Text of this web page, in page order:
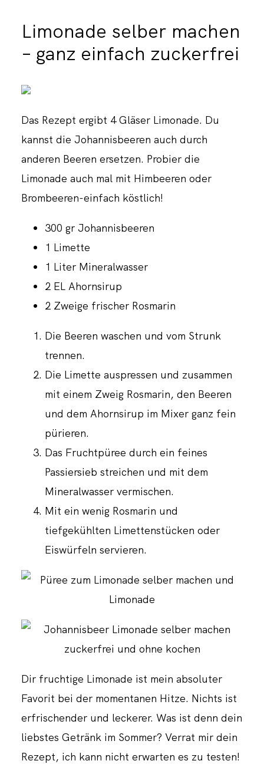
Limonade selber machen
– ganz einfach zuckerfrei
Das Rezept ergibt 4 Gläser Limonade. Du
kannst die Johannisbeeren auch durch
anderen Beeren ersetzen. Probier die
Limonade auch mal mit Himbeeren oder
Brombeeren-einfach köstlich!
300 gr Johannisbeeren
1 Limette
1 Liter Mineralwasser
2 EL Ahornsirup
2 Zweige frischer Rosmarin
Die Beeren waschen und vom Strunk
trennen.
Die Limette auspressen und zusammen
mit einem Zweig Rosmarin, den Beeren
und dem Ahornsirup im Mixer ganz fein
pürieren.
Das Fruchtpüree durch ein feines
Passiersieb streichen und mit dem
Mineralwasser vermischen.
Mit ein wenig Rosmarin und
tiefgekühlten Limettenstücken oder
Eiswürfeln servieren.
Dir fruchtige Limonade ist mein absoluter
Favorit bei der momentanen Hitze. Nichts ist
erfrischender und leckerer. Was ist denn dein
liebstes Getränk im Sommer? Verrat mir dein
Rezept, ich kann nicht erwarten es zu testen!